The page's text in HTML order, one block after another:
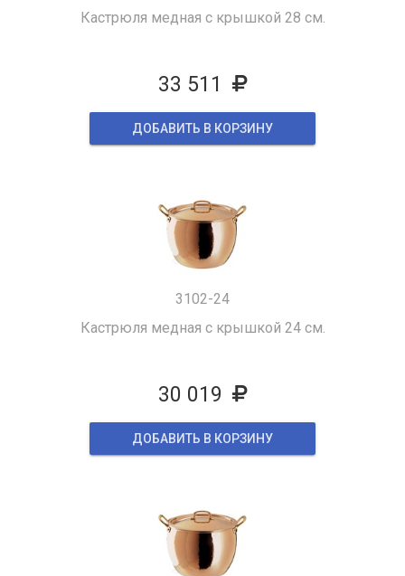
Кастрюля медная с крышкой 28 см.
33 511
ДОБАВИТЬ В КОРЗИНУ
3102-24
Кастрюля медная с крышкой 24 см.
30 019
ДОБАВИТЬ В КОРЗИНУ